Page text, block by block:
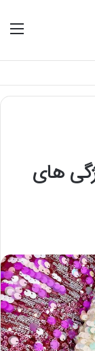
چه ارتباطی بین ماه تولد و استایل شماست؟ یک تحلیل جذاب از مد و زودیاک
های